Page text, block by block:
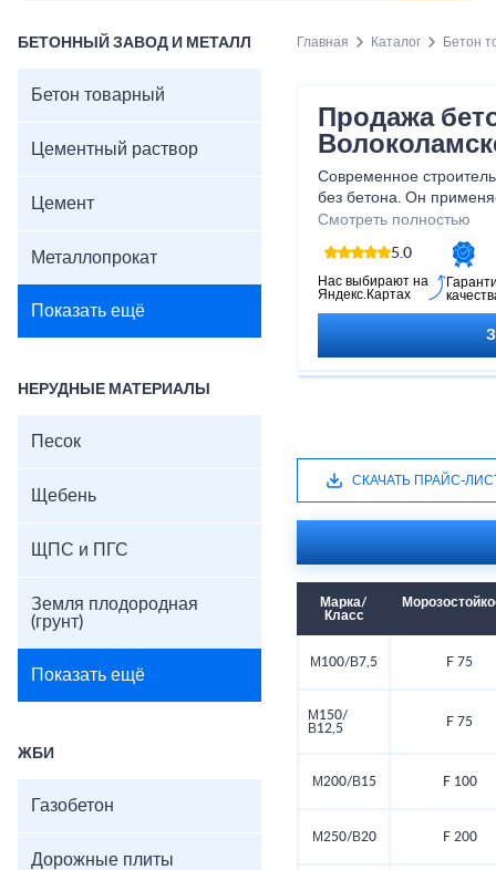
БЕТОННЫЙ ЗАВОД И МЕТАЛЛ
Бетон товарный
Цементный раствор
Цемент
Металлопрокат
Показать ещё
НЕРУДНЫЕ МАТЕРИАЛЫ
Песок
Щебень
ЩПС и ПГС
Земля плодородная
(грунт)
Показать ещё
ЖБИ
Газобетон
Дорожные плиты
Главная Каталог Бетон
Продажа
Современное
без бетона. Он
дорожными работами,
многоэтажных домов.
строительные
служили не один
М400 по низкой цене за
Смотреть полностью
5.0
Нас выбирают на
Яндекс.Картах
СКАЧАТЬ ПРАЙС-
Марка/
Класс
М100/В7,5 F 75
М150/
В12,5
F 75
М200/В15 F 100
М250/В20 F 200